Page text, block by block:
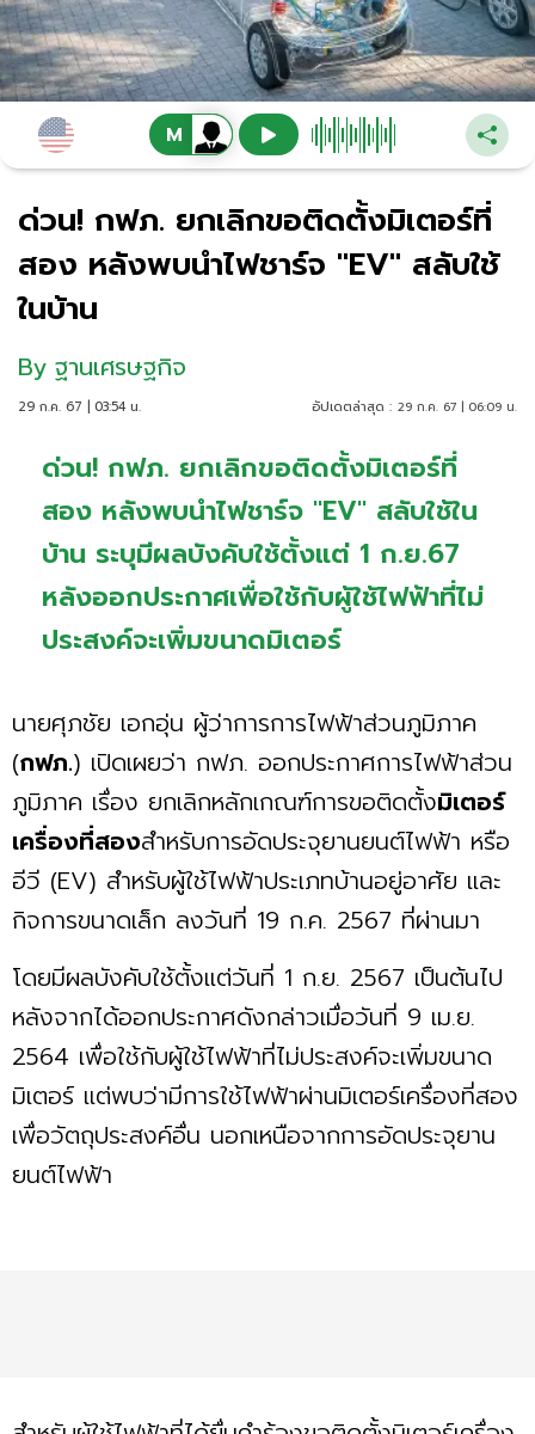
ด่วน! กฟภ. ยกเลิกขอติดตั้งมิเตอร์ที่
สอง หลังพบนำไฟชาร์จ "EV" สลับใช้
ในบ้าน
By ฐานเศรษฐกิจ
29 ก.ค. 67 | 03:54 น. อัปเดตล่าสุด : 29 ก.ค. 67 | 06:09 น.
ด่วน! กฟภ. ยกเลิกขอติดตั้งมิเตอร์ที่
สอง หลังพบนำไฟชาร์จ "EV" สลับใช้ใน
บ้าน ระบุมีผลบังคับใช้ตั้งแต่ 1 ก.ย.67
หลังออกประกาศเพื่อใช้กับผู้ใช้ไฟฟ้าที่ไม่
ประสงค์จะเพิ่มขนาดมิเตอร์
นายศุภชัย เอกอุ่น ผู้ว่าการการไฟฟ้าส่วนภูมิภาค
(กฟภ.) เปิดเผยว่า กฟภ. ออกประกาศการไฟฟ้าส่วน
ภูมิภาค เรื่อง ยกเลิกหลักเกณฑ์การขอติดตั้งมิเตอร์
เครื่องที่สองสําหรับการอัดประจุยานยนต์ไฟฟ้า หรือ
อีวี (EV) สําหรับผู้ใช้ไฟฟ้าประเภทบ้านอยู่อาศัย และ
กิจการขนาดเล็ก ลงวันที่ 19 ก.ค. 2567 ที่ผ่านมา
โดยมีผลบังคับใช้ตั้งแต่วันที่ 1 ก.ย. 2567 เป็นต้นไป
หลังจากได้ออกประกาศดังกล่าวเมื่อวันที่ 9 เม.ย.
2564 เพื่อใช้กับผู้ใช้ไฟฟ้าที่ไม่ประสงค์จะเพิ่มขนาด
มิเตอร์ แต่พบว่ามีการใช้ไฟฟ้าผ่านมิเตอร์เครื่องที่สอง
เพื่อวัตถุประสงค์อื่น นอกเหนือจากการอัดประจุยาน
ยนต์ไฟฟ้า